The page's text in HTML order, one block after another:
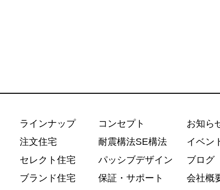
ラインナップ
注文住宅
セレクト住宅
ブランド住宅
コンセプト
耐震構法SE構法
パッシブデザイン
保証・サポート
お知ら
イベン
ブログ
会社概